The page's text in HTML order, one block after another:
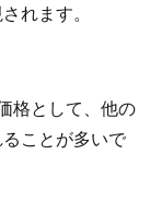
れます。
格として、他の
ことが多いで